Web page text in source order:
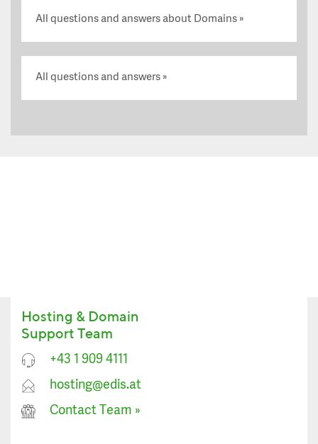
All questions and answers about Domains
All questions and answers
Hosting & Domain
Support Team
+43 1 909 4111
hosting@edis.at
Contact Team »